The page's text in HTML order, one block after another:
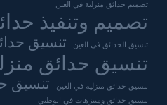
تصميم حدائق منزلية في العين
تصميم وتنفيذ
تنسيق الحدائق في العين تنسيق
تنسيق حدائق
تنسيق حدائق منزلية في العين تنسيق
تنسيق حدائق ومنتزهات في ابوظبي